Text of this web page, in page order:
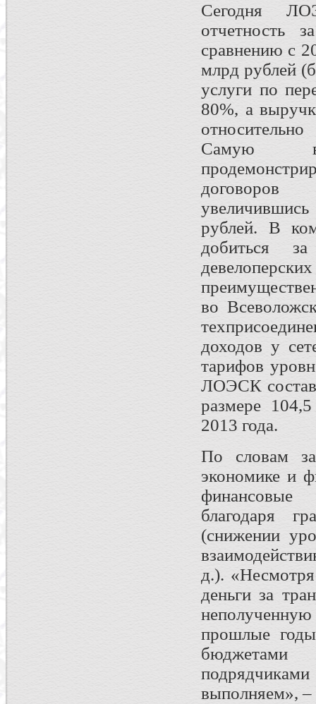
Сегодня
отчетность
сравнению с
млрд рублей
услуги по
80%, а
Самую
договоров
рублей. В
добиться
во
доходов у
тарифов
ЛОЭСК
размере
2013 года.
По словам
экономике и
финансовые
благодаря
(снижении
д.).
деньги за
прошлые годы
бюджетами
выполняем», –